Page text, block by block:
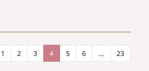
1 2 3 4 5 6 ... 23